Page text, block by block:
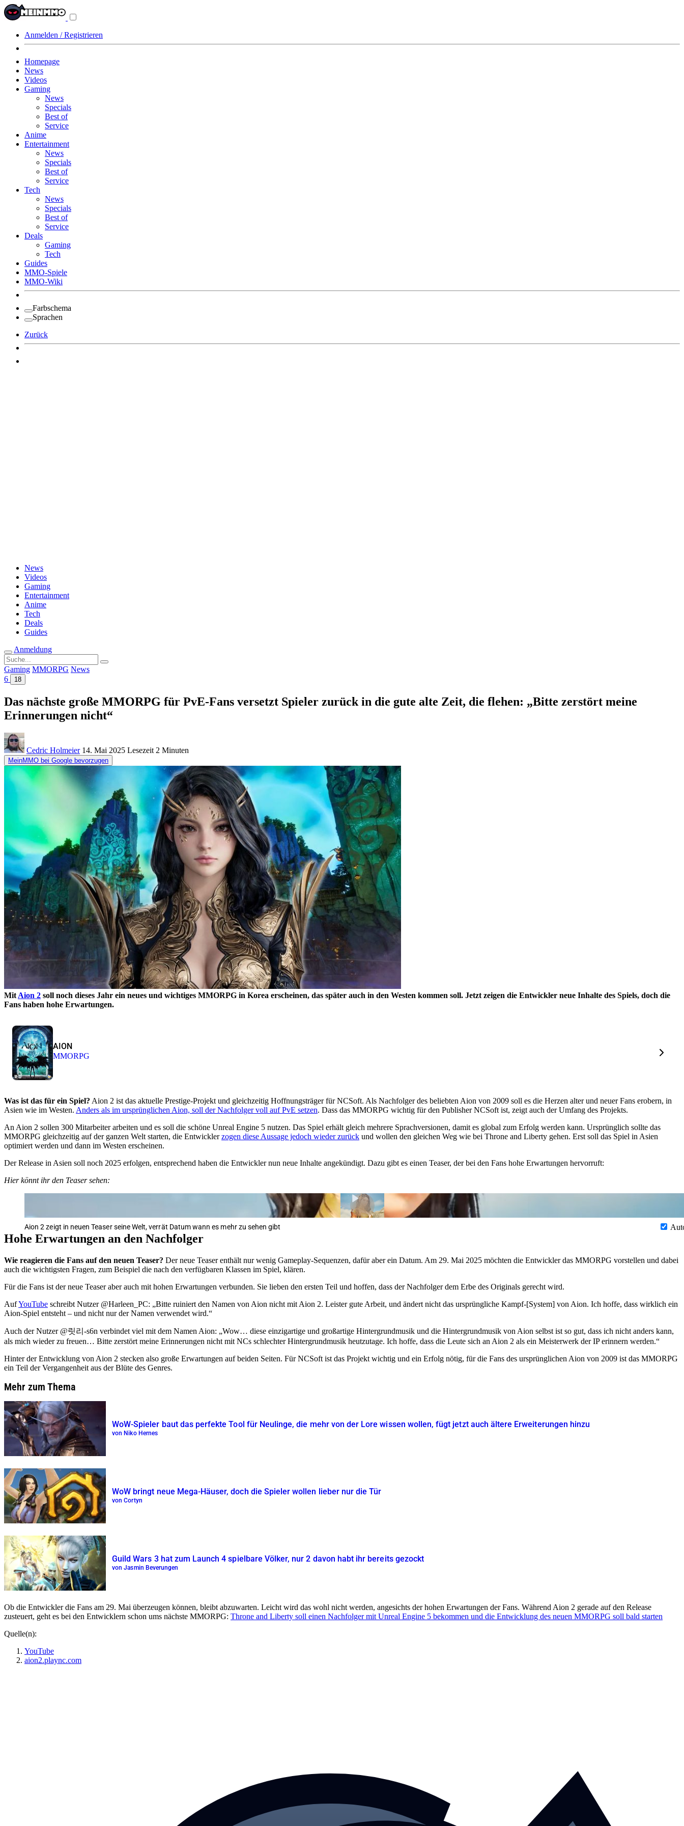
Anmelden / Registrieren
Homepage
News
Videos
Gaming
News
Specials
Best of
Service
Anime
Entertainment
News
Specials
Best of
Service
Tech
News
Specials
Best of
Service
Deals
Gaming
Tech
Guides
MMO-Spiele
MMO-Wiki
Farbschema
Sprachen
Zurück
News
Videos
Gaming
Entertainment
Anime
Tech
Deals
Guides
Anmeldung
Suche
nach:
Gaming MMORPG News
6
18
Das nächste große MMORPG für PvE-Fans versetzt Spieler zurück in die gute alte Zeit, die flehen: „Bitte zerstört meine
Erinnerungen nicht“
Cedric Holmeier 14. Mai 2025 Lesezeit 2 Minuten
MeinMMO bei Google bevorzugen
Mit Aion 2 soll noch dieses Jahr ein neues und wichtiges MMORPG in Korea erscheinen, das später auch in den Westen kommen soll. Jetzt zeigen die Entwickler neue Inhalte des Spiels, doch die
Fans haben hohe Erwartungen.
AION
MMORPG
Was ist das für ein Spiel? Aion 2 ist das aktuelle Prestige-Projekt und gleichzeitig Hoffnungsträger für NCSoft. Als Nachfolger des beliebten Aion von 2009 soll es die Herzen alter und neuer Fans erobern, in
Asien wie im Westen. Anders als im ursprünglichen Aion, soll der Nachfolger voll auf PvE setzen. Dass das MMORPG wichtig für den Publisher NCSoft ist, zeigt auch der Umfang des Projekts.
An Aion 2 sollen 300 Mitarbeiter arbeiten und es soll die schöne Unreal Engine 5 nutzen. Das Spiel erhält gleich mehrere Sprachversionen, damit es global zum Erfolg werden kann. Ursprünglich sollte das
MMORPG gleichzeitig auf der ganzen Welt starten, die Entwicklerzogen diese Aussage jedoch wieder zurück und wollen den gleichen Weg wie bei Throne and Liberty gehen. Erst soll das Spiel in Asien
optimiert werden und dann im Westen erscheinen.
Der Release in Asien soll noch 2025 erfolgen, entsprechend haben die Entwickler nun neue Inhalte angekündigt. Dazu gibt es einen Teaser, der bei den Fans hohe Erwartungen hervorruft:
Hier könnt ihr den Teaser sehen:
Aion 2 zeigt in neuen Teaser seine Welt, verrät Datum wann es mehr zu sehen gibt
Hohe Erwartungen an den Nachfolger
Wie reagieren die Fans auf den neuen Teaser? Der neue Teaser enthält nur wenig Gameplay-Sequenzen, dafür aber ein Datum. Am 29. Mai 2025 möchten die Entwickler das MMORPG vorstellen und dabei
auch die wichtigsten Fragen, zum Beispiel die nach den verfügbaren Klassen im Spiel, klären.
Für die Fans ist der neue Teaser aber auch mit hohen Erwartungen verbunden. Sie lieben den ersten Teil und hoffen, dass der Nachfolger dem Erbe des Originals gerecht wird.
AufYouTube schreibt Nutzer @Harleen_PC: „Bitte ruiniert den Namen von Aion nicht mit Aion 2. Leister gute Arbeit, und ändert nicht das ursprüngliche Kampf-[System] von Aion. Ich hoffe, dass wirklich ein
Aion-Spiel entsteht – und nicht nur der Namen verwendet wird.“
Auch der Nutzer @릿리-s6n verbindet viel mit dem Namen Aion: „Wow… diese einzigartige und großartige Hintergrundmusik und die Hintergrundmusik von Aion selbst ist so gut, dass ich nicht anders kann,
als mich wieder zu freuen… Bitte zerstört meine Erinnerungen nicht mit NCs schlechter Hintergrundmusik heutzutage. Ich hoffe, dass die Leute sich an Aion 2 als ein Meisterwerk der IP erinnern werden.“
Hinter der Entwicklung von Aion 2 stecken also große Erwartungen auf beiden Seiten. Für NCSoft ist das Projekt wichtig und ein Erfolg nötig, für die Fans des ursprünglichen Aion von 2009 ist das MMORPG
ein Teil der Vergangenheit aus der Blüte des Genres.
Mehr zum Thema
WoW-Spieler baut das perfekte Tool für Neulinge, die mehr von der Lore wissen wollen, fügt jetzt auch ältere Erweiterungen hinzu
von Niko Hernes
WoW bringt neue Mega-Häuser, doch die Spieler wollen lieber nur die Tür
von Cortyn
Guild Wars 3 hat zum Launch 4 spielbare Völker, nur 2 davon habt ihr bereits gezockt
von Jasmin Beverungen
Ob die Entwickler die Fans am 29. Mai überzeugen können, bleibt abzuwarten. Leicht wird das wohl nicht werden, angesichts der hohen Erwartungen der Fans. Während Aion 2 gerade auf den Release
zusteuert, geht es bei den Entwicklern schon ums nächste MMORPG: Throne and Liberty soll einen Nachfolger mit Unreal Engine 5 bekommen und die Entwicklung des neuen MMORPG soll bald starten
Quelle(n):
YouTube
aion2.plaync.com